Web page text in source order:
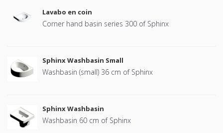
Lavabo en coin
Corner hand basin series 300 of Sphinx
Sphinx Washbasin Small
Washbasin (small) 36 cm of Sphinx
Sphinx Washbasin
Washbasin 60 cm of Sphinx